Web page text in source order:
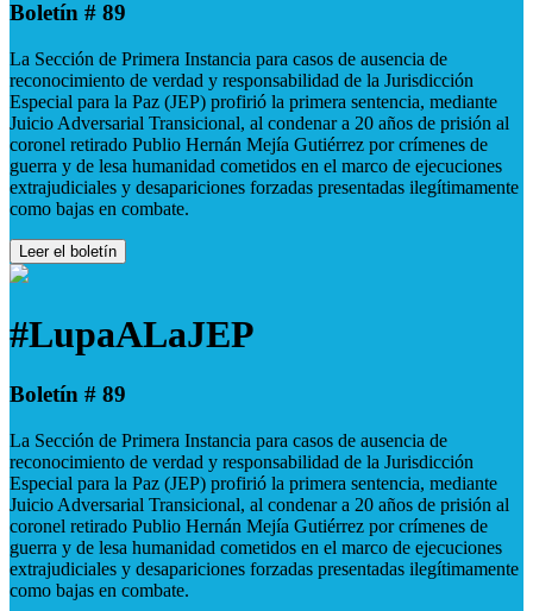
Boletín # 89
La Sección de Primera Instancia para casos de ausencia de
reconocimiento de verdad y responsabilidad de la Jurisdicción
Especial para la Paz (JEP) profirió la primera sentencia, mediante
Juicio Adversarial Transicional, al condenar a 20 años de prisión al
coronel retirado Publio Hernán Mejía Gutiérrez por crímenes de
guerra y de lesa humanidad cometidos en el marco de ejecuciones
extrajudiciales y desapariciones forzadas presentadas ilegítimamente
como bajas en combate.
Leer el boletín
#LupaALaJEP
Boletín # 89
La Sección de Primera Instancia para casos de ausencia de
reconocimiento de verdad y responsabilidad de la Jurisdicción
Especial para la Paz (JEP) profirió la primera sentencia, mediante
Juicio Adversarial Transicional, al condenar a 20 años de prisión al
coronel retirado Publio Hernán Mejía Gutiérrez por crímenes de
guerra y de lesa humanidad cometidos en el marco de ejecuciones
extrajudiciales y desapariciones forzadas presentadas ilegítimamente
como bajas en combate.